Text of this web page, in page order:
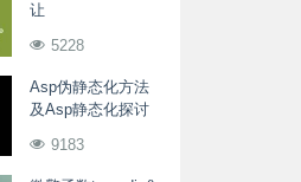
让
5228
Asp伪静态化方法
及Asp静态化探讨
9183